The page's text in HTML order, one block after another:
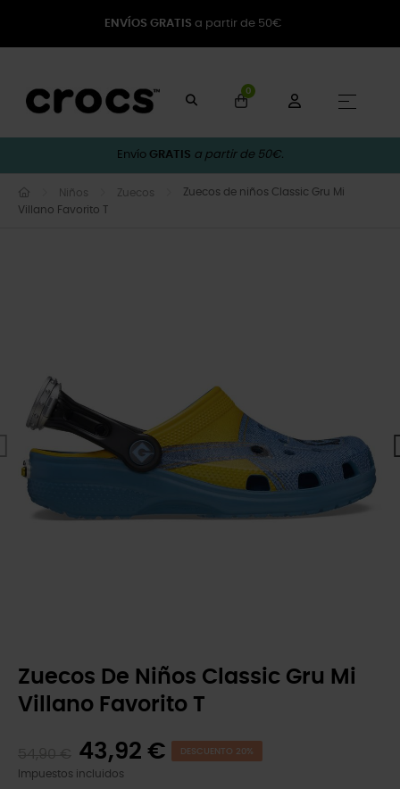
ENVÍOS GRATIS a partir de 50€
0
☰
Envío GRATIS a partir de 50€.
Niños Zuecos
Zuecos de niños Classic Gru Mi
Villano Favorito T
Zuecos De Niños Classic Gru Mi
Villano Favorito T
43,92 € DESCUENTO 20%
Impuestos incluidos